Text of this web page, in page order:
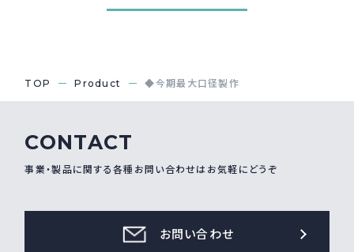
TOP Product ◆今期最大口径製作
CONTACT
事業・製品に関する各種お問い合わせはお気軽にどうぞ
お問い合わせ